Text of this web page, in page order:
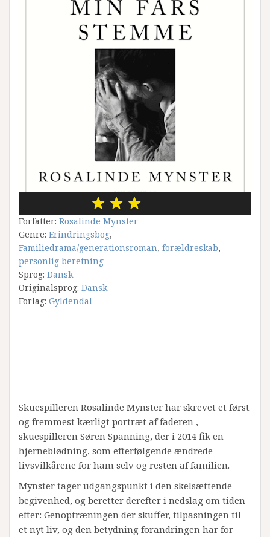
Forfatter: Rosalinde Mynster
Genre: Erindringsbog,
Familiedrama/generationsroman, forældreskab,
personlig beretning
Sprog: Dansk
Originalsprog: Dansk
Forlag: Gyldendal
Skuespilleren Rosalinde Mynster har skrevet et først
og fremmest kærligt portræt af faderen ,
skuespilleren Søren Spanning, der i 2014 fik en
hjerneblødning, som efterfølgende ændrede
livsvilkårene for ham selv og resten af familien.
Mynster tager udgangspunkt i den skelsættende
begivenhed, og beretter derefter i nedslag om tiden
efter: Genoptræningen der skuffer, tilpasningen til
et nyt liv, og den betydning forandringen har for